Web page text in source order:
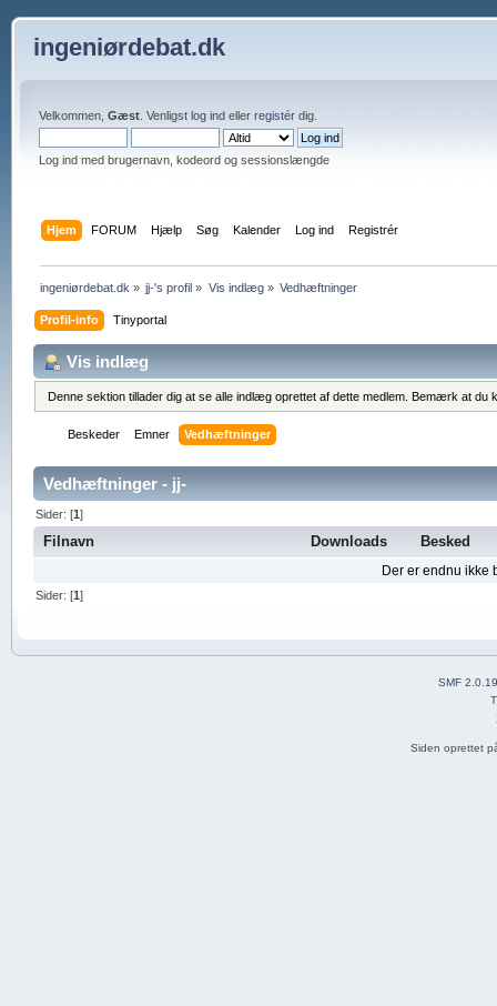
ingeniørdebat.dk
Velkommen, Gæst. Venligst log indeller registérdig.
Log ind med brugernavn, kodeord og sessionslængde
Hjem FORUM Hjælp Søg Kalender Log ind Registrér
ingeniørdebat.dk » jj-'s profil » Vis indlæg» Vedhæftninger
Profil-info Tinyportal
Vis indlæg
Denne sektion tillader dig at se alle indlæg oprettet af dette medlem. Bemærk at
Beskeder Emner Vedhæftninger
Vedhæftninger - jj-
Sider: [1]
Filnavn Downloads Besked
Der er endnu ikke
Sider: [1]
SMF
Siden oprettet